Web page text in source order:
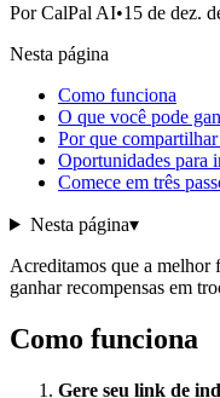
Por CalPal AI•15 de dez.
Nesta página
Como funciona
O que você pode
Por que
Oportunidades para
Comece em três
Nesta página▾
Acreditamos que a melhor
ganhar recompensas em
Como funciona
Gere seu link de